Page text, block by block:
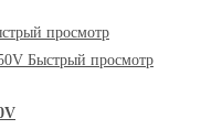
просмотр
Быстрый просмотр